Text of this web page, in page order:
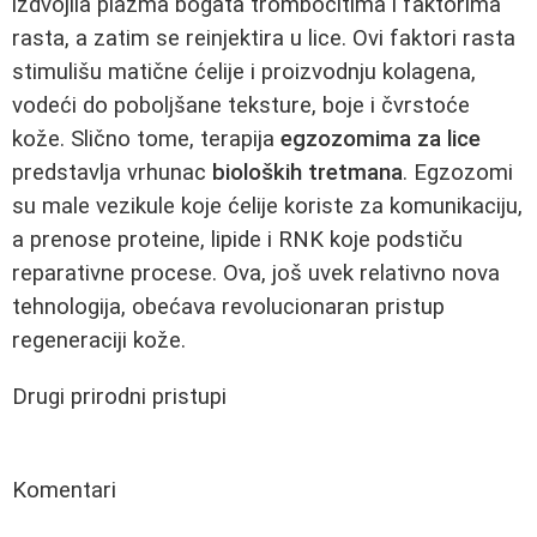
rasta, a zatim se reinjektira u lice. Ovi faktori rasta
stimulišu matične ćelije i proizvodnju kolagena,
vodeći do poboljšane teksture, boje i čvrstoće
kože. Slično tome, terapija egzozomima za lice
predstavlja vrhunac bioloških tretmana. Egzozomi
su male vezikule koje ćelije koriste za komunikaciju,
a prenose proteine, lipide i RNK koje podstiču
reparativne procese. Ova, još uvek relativno nova
tehnologija, obećava revolucionaran pristup
regeneraciji kože.
Drugi prirodni pristupi
Komentari